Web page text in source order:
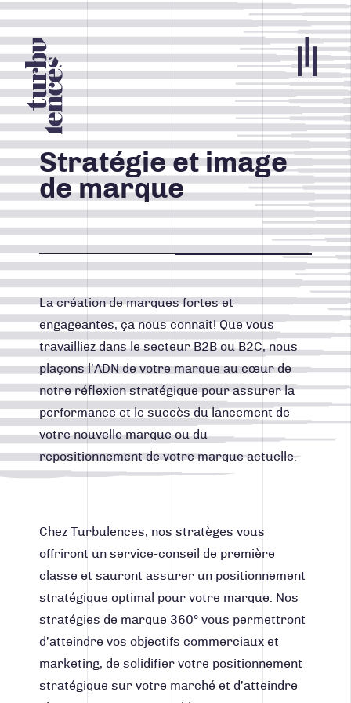
Nos services
Portfolio
Agence
Carrières
Blogue
Contact
FacebookInstagramLinkedInVimeo
Youtube
418 688-2588
426, rue Victoria
Québec (Québec) G1K 5C2
ACCUEIL
INFOLETTRE
CONTACT
Stratégie et image
de marque
La création de marques fortes et
engageantes, ça nous connait! Que vous
travailliez dans le secteur B2B ou B2C, nous
plaçons l’ADN de votre marque au cœur de
notre réflexion stratégique pour assurer la
performance et le succès du lancement de
votre nouvelle marque ou du
repositionnement de votre marque actuelle.
Chez Turbulences, nos stratèges vous
offriront un service-conseil de première
classe et sauront assurer un positionnement
stratégique optimal pour votre marque. Nos
stratégies de marque 360° vous permettront
d’atteindre vos objectifs commerciaux et
marketing, de solidifier votre positionnement
stratégique sur votre marché et d’atteindre